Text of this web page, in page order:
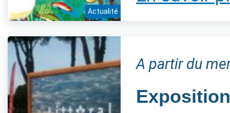
Actualité
A partir du